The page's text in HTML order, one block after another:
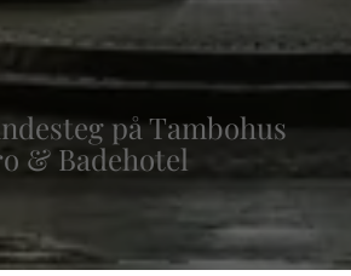
på Tambohus
& Badehotel